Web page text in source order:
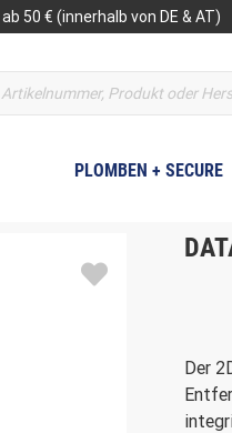
50 € (innerhalb von DE & AT)
PLOMBEN + SECURE
Der